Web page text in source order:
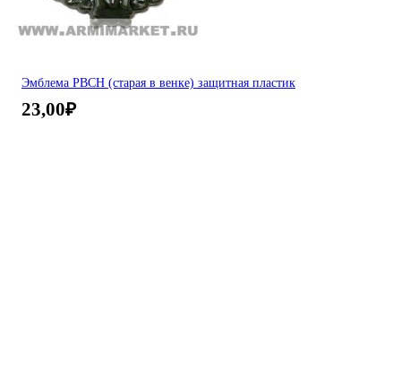
Эмблема РВСН (старая в венке) защитная пластик
23,00₽